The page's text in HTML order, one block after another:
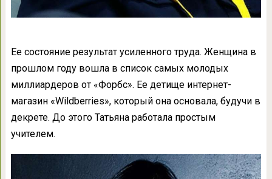
Ее состояние результат усиленного труда. Женщина в
прошлом году вошла в список самых молодых
миллиардеров от «Форбс». Ее детище интернет-
магазин «Wildberries», который она основала, будучи в
декрете. До этого Татьяна работала простым
учителем.